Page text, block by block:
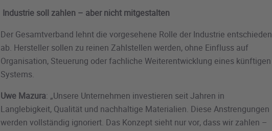
Industrie soll zahlen – aber nicht mitgestalten
Der Gesamtverband lehnt die vorgesehene Rolle der Industrie entschieden
ab. Hersteller sollen zu reinen Zahlstellen werden, ohne Einfluss auf
Organisation, Steuerung oder fachliche Weiterentwicklung eines künftigen
Systems.
Uwe Mazura: „Unsere Unternehmen investieren seit Jahren in
Langlebigkeit, Qualität und nachhaltige Materialien. Diese Anstrengungen
werden vollständig ignoriert. Das Konzept sieht nur vor, dass wir zahlen –